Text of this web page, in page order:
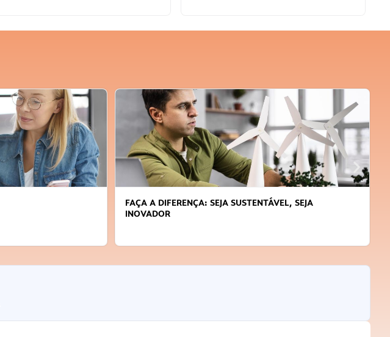
FAÇA A DIFERENÇA: SEJA SUSTENTÁVEL, SEJA
INOVADOR